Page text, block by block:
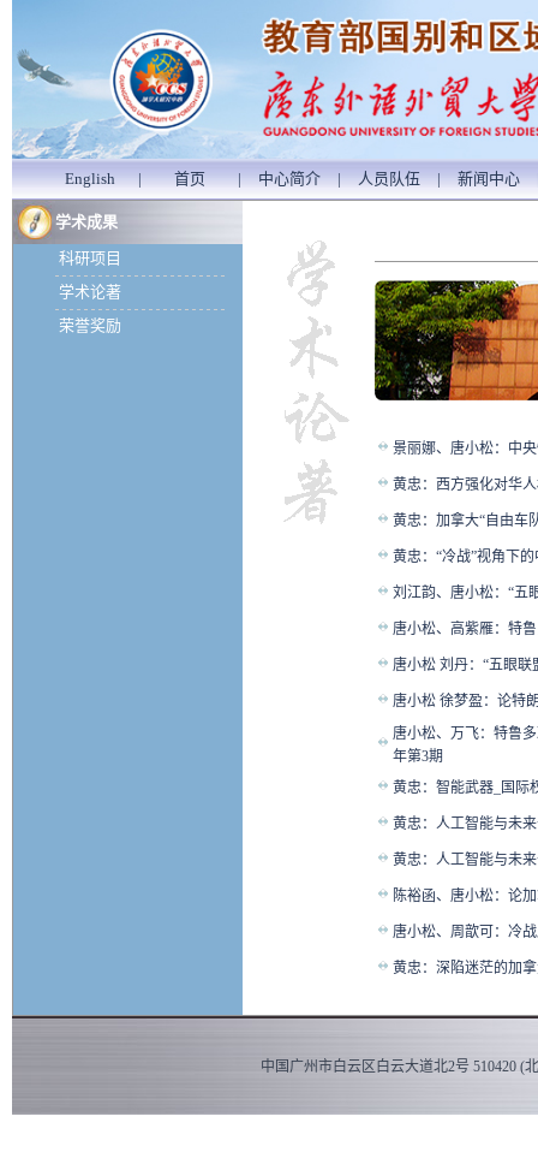
English | 首页 | 中心简介 | 人员队伍 | 新闻中心
学术成果
科研项目
学术论著
荣誉奖励
景丽娜、唐小松：中
黄忠：西方强化对华
黄忠：加拿大“自由车
黄忠：“冷战”视角下
刘江韵、唐小松：“五
唐小松、高紫雁：特
唐小松 刘丹：“五眼联
唐小松 徐梦盈：论特
唐小松、万飞：特鲁
年第3期
黄忠：智能武器_国际
黄忠：人工智能与未
黄忠：人工智能与未
陈裕函、唐小松：论
唐小松、周歆可：冷
黄忠：深陷迷茫的加
中国广州市白云区白云大道北2号 510420 (